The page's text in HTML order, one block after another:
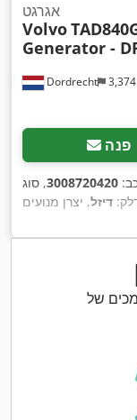
Dordrecht
אגרגט
Volvo
Generator -
פנה
3008720420, סוג
דיזל